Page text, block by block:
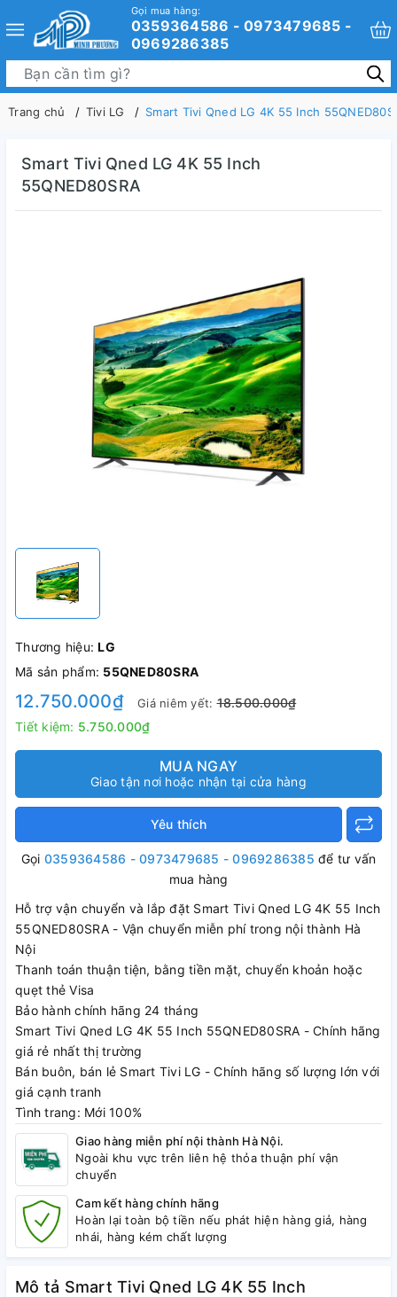
Gọi mua hàng:
0359364586 - 0973479685 -
0969286385
Trang chủ Tivi LG Smart Tivi Qned LG 4K 55 Inch
Smart Tivi Qned LG 4K 55 Inch
55QNED80SRA
Thương hiệu:LG
Mã sản phẩm: 55QNED80SRA
12.750.000₫ Giá niêm yết:18.500.000₫
Tiết kiệm: 5.750.000₫
MUA NGAY
Giao tận nơi hoặc nhận tại cửa hàng
Yêu thích
Gọi 0359364586 - 0973479685 - 0969286385 để tư vấn
mua hàng
Hỗ trợ vận chuyển và lắp đặt Smart Tivi Qned LG 4K 55 Inch
55QNED80SRA - Vận chuyển miễn phí trong nội thành Hà
Nội
Thanh toán thuận tiện, bằng tiền mặt, chuyển khoản hoặc
quẹt thẻ Visa
Bảo hành chính hãng 24 tháng
Smart Tivi Qned LG 4K 55 Inch 55QNED80SRA - Chính hãng
giá rẻ nhất thị trường
Bán buôn, bán lẻ Smart Tivi LG - Chính hãng số lượng lớn với
giá cạnh tranh
Tình trang: Mới 100%
Giao hàng miễn phí nội thành Hà Nội.
Ngoài khu vực trên liên hệ thỏa thuận phí vận
chuyển
Cam kết hàng chính hãng
Hoàn lại toàn bộ tiền nếu phát hiện hàng giả, hàng
nhái, hàng kém chất lượng
Mô tả Smart Tivi Qned LG 4K 55 Inch